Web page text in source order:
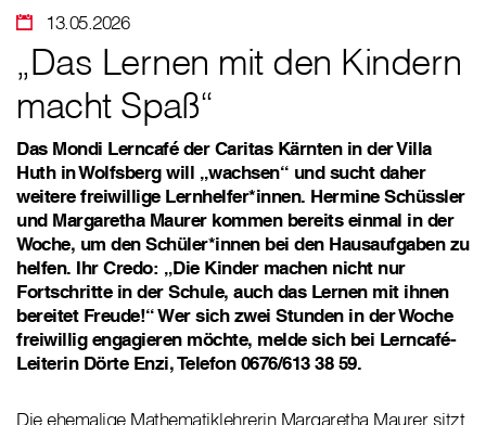
13.05.2026
„Das Lernen mit den Kindern
macht Spaß“
Das Mondi Lerncafé der Caritas Kärnten in der Villa
Huth in Wolfsberg will „wachsen“ und sucht daher
weitere freiwillige Lernhelfer*innen. Hermine Schüssler
und Margaretha Maurer kommen bereits einmal in der
Woche, um den Schüler*innen bei den Hausaufgaben zu
helfen. Ihr Credo: „Die Kinder machen nicht nur
Fortschritte in der Schule, auch das Lernen mit ihnen
bereitet Freude!“ Wer sich zwei Stunden in der Woche
freiwillig engagieren möchte, melde sich bei Lerncafé-
Leiterin Dörte Enzi, Telefon 0676/613 38 59.
Die ehemalige Mathematiklehrerin Margaretha Maurer sitzt